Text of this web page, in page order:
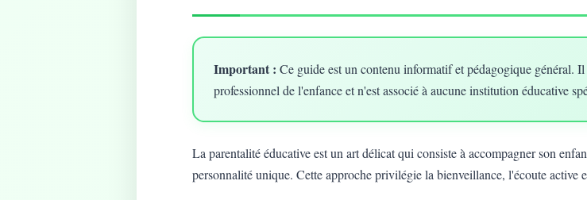
Important : Ce guide est un contenu informatif et pédagogique général.
professionnel de l'enfance et n'est associé à aucune institution éducative
La parentalité éducative est un art délicat qui consiste à accompagner son
personnalité unique. Cette approche privilégie la bienveillance, l'écoute active